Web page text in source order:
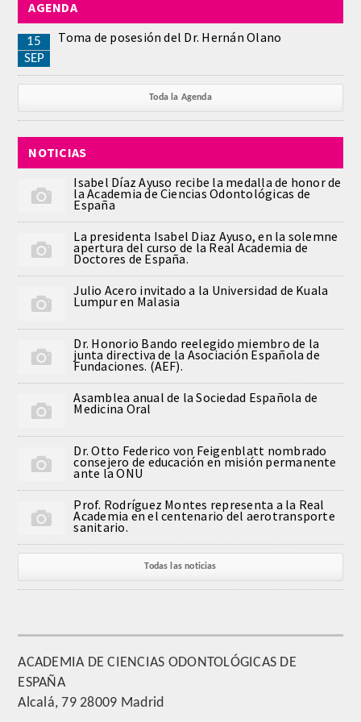
REGLAMENTO
ACADEMICOS
CIENCIAS BASICAS MEDICAS
AFINES A LA ODONTOLOGIA
HUMANIDADES Y CIENCIAS
MEDICO-JURIDICAS
PREVENCION,PROMOCION DE LA
SALUD Y GESTION NUEVAS
ESTOMATOLOGIA MEDICO-
ODONTOLOGIA CONSERVADORA
ORTOGNATIA
NÚMERO
Número de Medalla
SUPERNUMERARIOS
HONOR
AGENDA
15
SEP
Toma de posesión del Dr. Hernán Olano
Toda la Agenda
NOTICIAS
Isabel Díaz Ayuso recibe la medalla de honor de
la Academia de Ciencias Odontológicas de
España
La presidenta Isabel Diaz Ayuso, en la solemne
apertura del curso de la Real Academia de
Doctores de España.
Julio Acero invitado a la Universidad de Kuala
Lumpur en Malasia
Dr. Honorio Bando reelegido miembro de la
junta directiva de la Asociación Española de
Fundaciones. (AEF).
Asamblea anual de la Sociedad Española de
Medicina Oral
Dr. Otto Federico von Feigenblatt nombrado
consejero de educación en misión permanente
ante la ONU
Prof. Rodríguez Montes representa a la Real
Academia en el centenario del aerotransporte
sanitario.
Todas las noticias
ACADEMIA DE CIENCIAS ODONTOLÓGICAS DE
ESPAÑA
Alcalá, 79 28009 Madrid